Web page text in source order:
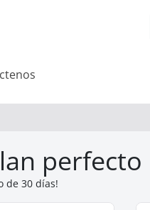
perfecto
de 30 días!